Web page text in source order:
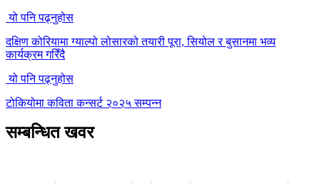
यो पनि पढ्नुहोस
दक्षिण कोरियामा ग्याल्पो लोसारको तयारी पूरा, सियोल र बुसानमा भव्य
कार्यक्रम गरिँदै
यो पनि पढ्नुहोस
टोकियोमा कविता कन्सर्ट २०२५ सम्पन्न
सम्बन्धित खवर